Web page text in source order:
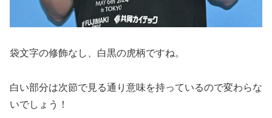
袋文字の修飾なし、白黒の虎柄ですね。
白い部分は次節で見る通り意味を持っているので変わらな
いでしょう！